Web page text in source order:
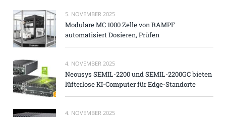
5. NOVEMBER 2025
Modulare MC 1000 Zelle von RAMPF
automatisiert Dosieren, Prüfen
4. NOVEMBER 2025
Neousys SEMIL-2200 und SEMIL-2200GC bieten
lüfterlose KI-Computer für Edge-Standorte
4. NOVEMBER 2025